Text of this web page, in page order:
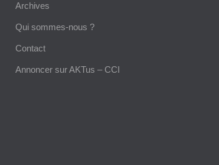
Archives
Qui sommes-nous ?
Contact
Annoncer sur AKTus – CCI